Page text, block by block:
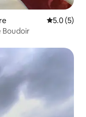
5.0 (5)
Boudoir